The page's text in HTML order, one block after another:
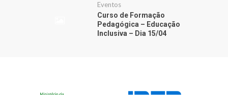
Eventos
Curso de Formação
Pedagógica – Educação
Inclusiva – Dia 15/04